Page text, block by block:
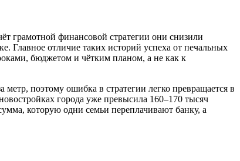
грамотной финансовой стратегии они снизили
Главное отличие таких историй успеха от печальных
бюджетом и чётким планом, а не как к
поэтому ошибка в стратегии легко превращается в
города уже превысила 160–170 тысяч
которую одни семьи переплачивают банку, а